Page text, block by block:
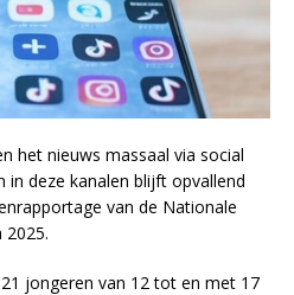
het nieuws massaal via social
deze kanalen blijft opvallend
van de Nationale
jongeren van 12 tot en met 17